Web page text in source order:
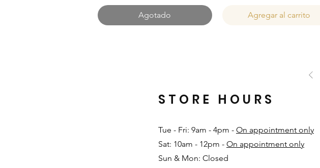
Agotado Agregar al carrito
Tue - Fri: 9am - 4pm - On appointment only
Sat: 10am - 12pm - On appointment only
Sun & Mon: Closed​
STORE HOURS